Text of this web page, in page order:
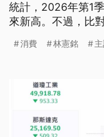
統計，2026年第1
來新高。不過，比
擔憂。學者則分析
消費 林憲銘